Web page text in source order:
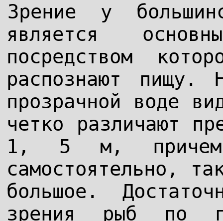
Зрение у
является
посредством
распознают
прозрачной воде
четко различают
1, 5 м, причем
самостоятельно,
большое.
зрения рыб по